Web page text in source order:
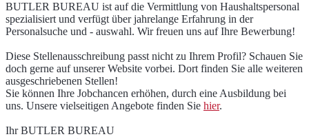
BUTLER BUREAU ist auf die Vermittlung von Haushaltspersonal
spezialisiert und verfügt über jahrelange Erfahrung in der
Personalsuche und - auswahl. Wir freuen uns auf Ihre Bewerbung!
Diese Stellenausschreibung passt nicht zu Ihrem Profil? Schauen Sie
doch gerne auf unserer Website vorbei. Dort finden Sie alle weiteren
ausgeschriebenen Stellen!
Sie können Ihre Jobchancen erhöhen, durch eine Ausbildung bei
uns. Unsere vielseitigen Angebote finden Sie hier.
Ihr BUTLER BUREAU